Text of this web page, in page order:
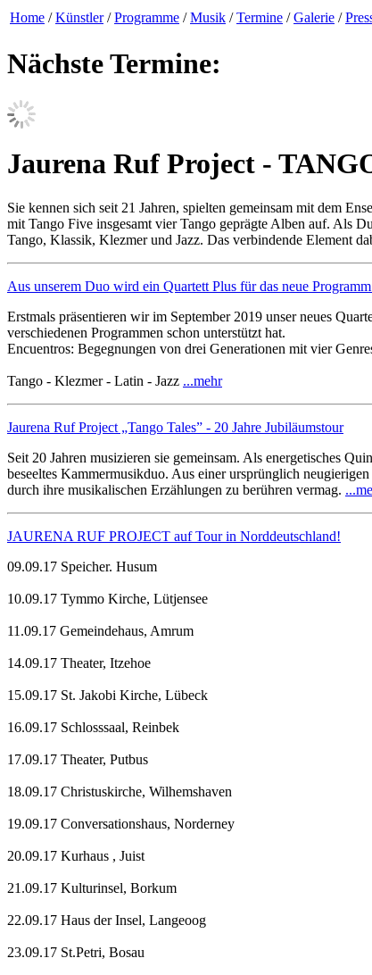
Home / Künstler / Programme / Musik / Termine / Galerie /
Nächste Termine:
Jaurena Ruf Project -
Sie kennen sich seit 21 Jahren, spielten gemeinsam mit dem
mit Tango Five insgesamt vier Tango geprägte Alben auf. Als
Tango, Klassik, Klezmer und Jazz. Das verbindende Element
Aus unserem Duo wird ein Quartett Plus für das neue
Erstmals präsentieren wir im September 2019 unser neues
verschiedenen Programmen schon unterstützt hat.
Encuentros: Begegnungen von drei Generationen mit vier
Tango - Klezmer - Latin - Jazz ...mehr
Jaurena Ruf Project „Tango Tales” - 20 Jahre Jubiläumstour
Seit 20 Jahren musizieren sie gemeinsam. Als energetisches
beseeltes Kammermusikduo. Aus einer ursprünglich
durch ihre musikalischen Erzählungen zu berühren vermag.
JAURENA RUF PROJECT auf Tour in Norddeutschland!
09.09.17 Speicher. Husum
10.09.17 Tymmo Kirche, Lütjensee
11.09.17 Gemeindehaus, Amrum
14.09.17 Theater, Itzehoe
15.09.17 St. Jakobi Kirche, Lübeck
16.09.17 Schlosssaal, Reinbek
17.09.17 Theater, Putbus
18.09.17 Christuskirche, Wilhemshaven
19.09.17 Conversationshaus, Norderney
20.09.17 Kurhaus , Juist
21.09.17 Kulturinsel, Borkum
22.09.17 Haus der Insel, Langeoog
23.09.17 St.Petri, Bosau